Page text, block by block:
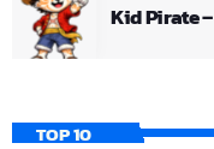
Kid Pirate
TOP 10